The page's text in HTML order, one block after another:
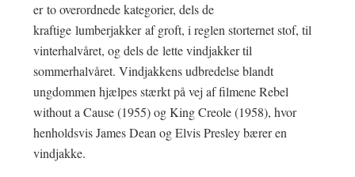
er to overordnede kategorier, dels de
kraftige lumberjakker af groft, i reglen storternet stof, til
vinterhalvåret, og dels de lette vindjakker til
sommerhalvåret. Vindjakkens udbredelse blandt
ungdommen hjælpes stærkt på vej af filmene Rebel
without a Cause (1955) og King Creole (1958), hvor
henholdsvis James Dean og Elvis Presley bærer en
vindjakke.